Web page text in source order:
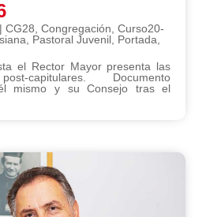
CG28 Congregación Curso20-
Pastoral Juvenil, Portada
el Rector Mayor presenta las
capitulares. Documento
mismo y su Consejo tras el